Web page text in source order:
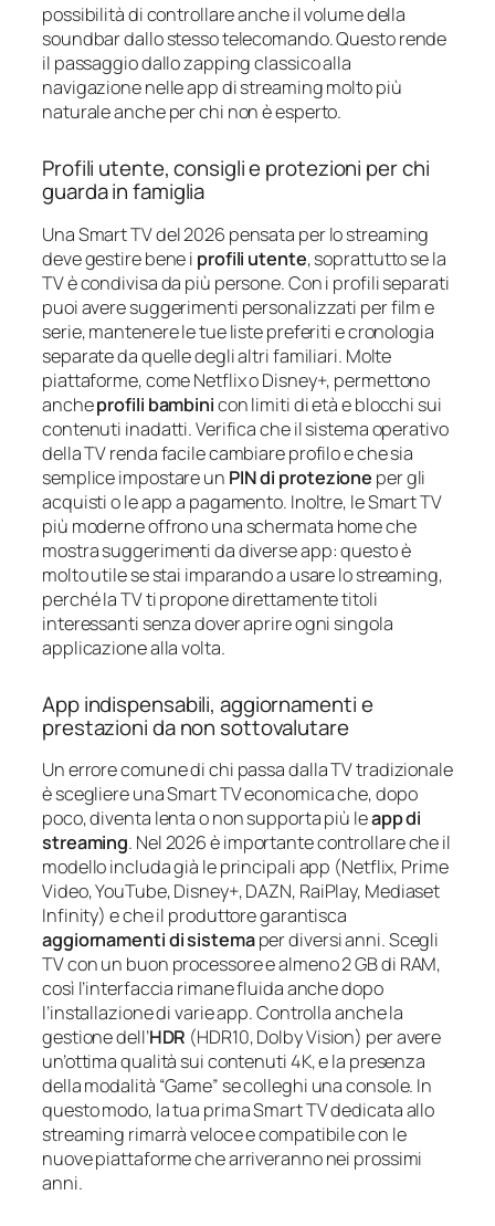
possibilità di controllare anche il volume della
soundbar dallo stesso telecomando. Questo rende
il passaggio dallo zapping classico alla
navigazione nelle app di streaming molto più
naturale anche per chi non è esperto.
Profili utente, consigli e protezioni per chi
guarda in famiglia
Una Smart TV del 2026 pensata per lo streaming
deve gestire bene i profili utente, soprattutto se la
TV è condivisa da più persone. Con i profili separati
puoi avere suggerimenti personalizzati per film e
serie, mantenere le tue liste preferiti e cronologia
separate da quelle degli altri familiari. Molte
piattaforme, come Netflix o Disney+, permettono
ancheprofili bambinicon limiti di età e blocchi sui
contenuti inadatti. Verifica che il sistema operativo
della TV renda facile cambiare profilo e che sia
semplice impostare un PIN di protezione per gli
acquisti o le app a pagamento. Inoltre, le Smart TV
più moderne offrono una schermata home che
mostra suggerimenti da diverse app: questo è
molto utile se stai imparando a usare lo streaming,
perché la TV ti propone direttamente titoli
interessanti senza dover aprire ogni singola
applicazione alla volta.
App indispensabili, aggiornamenti e
prestazioni da non sottovalutare
Un errore comune di chi passa dalla TV tradizionale
è scegliere una Smart TV economica che, dopo
poco, diventa lenta o non supporta più leapp di
streaming. Nel 2026 è importante controllare che il
modello includa già le principali app (Netflix, Prime
Video, YouTube, Disney+, DAZN, RaiPlay, Mediaset
Infinity) e che il produttore garantisca
aggiornamenti di sistemaper diversi anni. Scegli
TV con un buon processore e almeno 2 GB di RAM,
così l’interfaccia rimane fluida anche dopo
l’installazione di varie app. Controlla anche la
gestione dell’HDR (HDR10, Dolby Vision) per avere
un’ottima qualità sui contenuti 4K, e la presenza
della modalità “Game” se colleghi una console. In
questo modo, la tua prima Smart TV dedicata allo
streaming rimarrà veloce e compatibile con le
nuove piattaforme che arriveranno nei prossimi
anni.